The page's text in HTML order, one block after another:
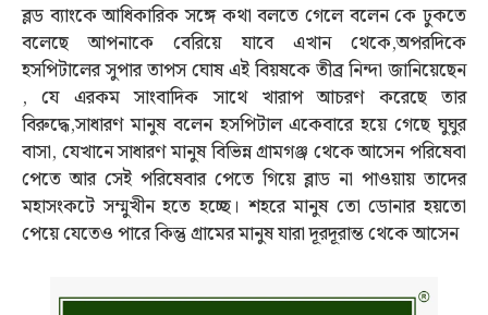
ব্লড ব্যাংকে আধিকারিক সঙ্গে কথা বলতে গেলে বলেন কে ঢুকতে
বলেছে আপনাকে বেরিয়ে যাবে এখান থেকে,অপরদিকে
হসপিটালের সুপার তাপস ঘোষ এই বিয়ষকে তীব্র নিন্দা জানিয়েছেন
, যে এরকম সাংবাদিক সাথে খারাপ আচরণ করেছে তার
বিরুদ্ধে,সাধারণ মানুষ বলেন হসপিটাল একেবারে হয়ে গেছে ঘুঘুর
বাসা, যেখানে সাধারণ মানুষ বিভিন্ন গ্রামগঞ্জ থেকে আসেন পরিষেবা
পেতে আর সেই পরিষেবার পেতে গিয়ে ব্লাড না পাওয়ায় তাদের
মহাসংকটে সম্মুখীন হতে হচ্ছে। শহরে মানুষ তো ডোনার হয়তো
পেয়ে যেতেও পারে কিন্তু গ্রামের মানুষ যারা দূরদূরান্ত থেকে আসেন